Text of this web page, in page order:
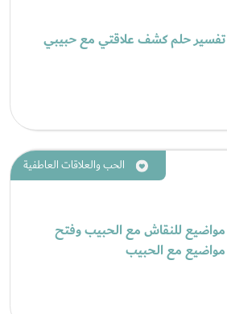
تفسير حلم كشف علاقتي مع حبيبي
الحب والعلاقات العاطفية
مواضيع للنقاش مع الحبيب وفتح
مواضيع مع الحبيب